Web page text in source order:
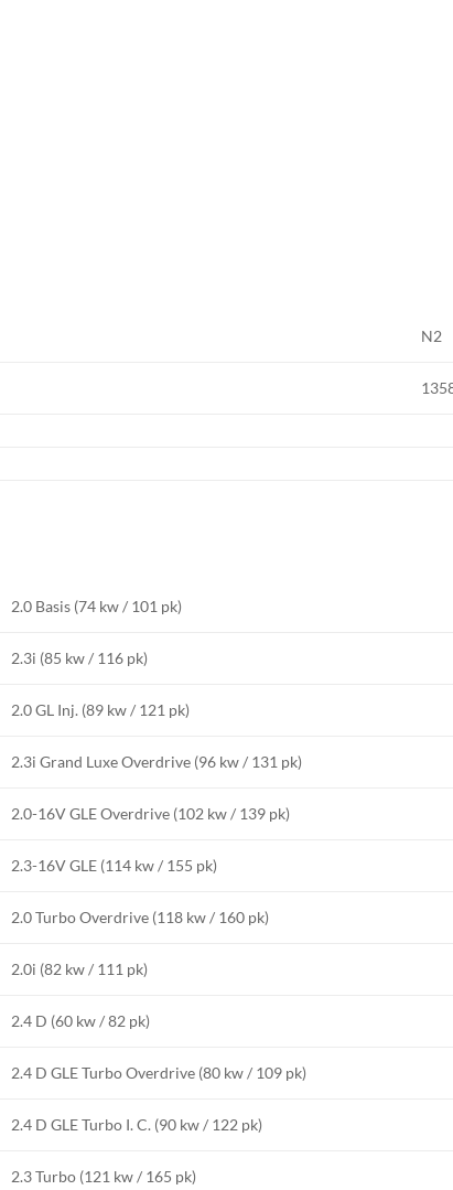
N2
2.0 Basis (74 kw / 101 pk)
2.3i (85 kw / 116 pk)
2.0 GL Inj. (89 kw / 121 pk)
2.3i Grand Luxe Overdrive (96 kw / 131 pk)
2.0-16V GLE Overdrive (102 kw / 139 pk)
2.3-16V GLE (114 kw / 155 pk)
2.0 Turbo Overdrive (118 kw / 160 pk)
2.0i (82 kw / 111 pk)
2.4 D (60 kw / 82 pk)
2.4 D GLE Turbo Overdrive (80 kw / 109 pk)
2.4 D GLE Turbo I. C. (90 kw / 122 pk)
2.3 Turbo (121 kw / 165 pk)